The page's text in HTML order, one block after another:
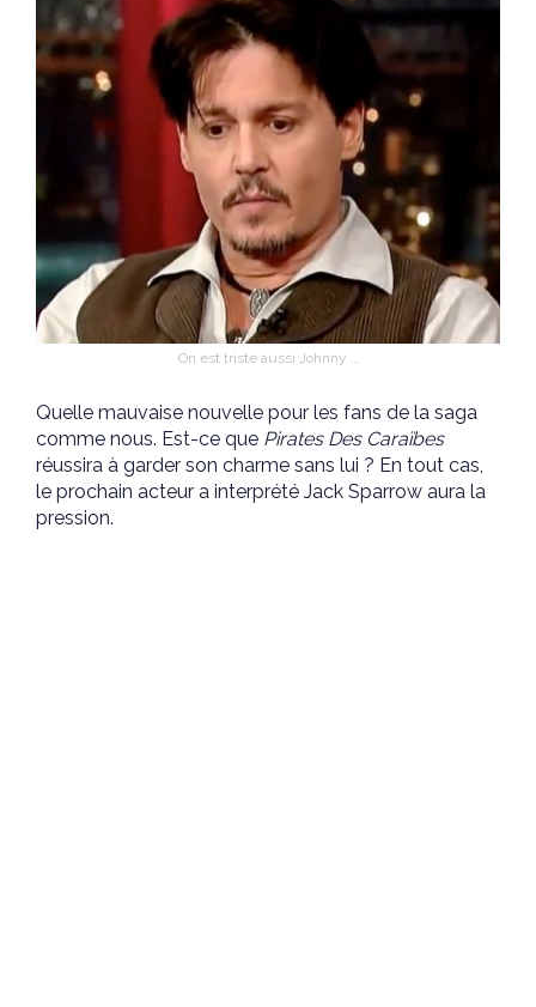
On est triste aussi Johnny …
Quelle mauvaise nouvelle pour les fans de la saga
comme nous. Est-ce que Pirates Des Caraïbes
réussira à garder son charme sans lui ? En tout cas,
le prochain acteur a interprété Jack Sparrow aura la
pression.